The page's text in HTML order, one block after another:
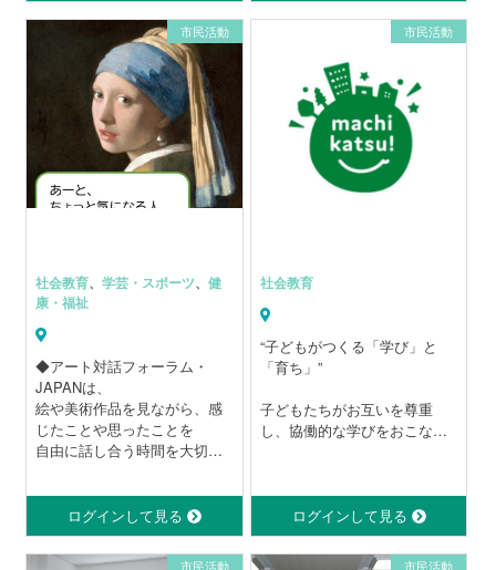
ます。できる人が、できるこ
とを、できる時に、無理なく
活動するのを原則にしていま
現在20代〜80代の会員がそれ
ぞれのグループに所属して楽
しみながら活動をしていま
市民活動
社会教育、 学芸・スポーツ、 健
康・福祉
◆アート対話フォーラム・
JAPANは、
絵や美術作品を見ながら、感
じたことや思ったことを
自由に話し合う時間を大切に
むずかしい知識や経験は必要
ありません。
「これ、好きだな」
ログインして見る
市民活動
社会教育
“子どもがつくる「学び」と
「育ち」”
子どもたちがお互いを尊重
し、協働的な学びをおこなう
ログインして見る
市民活動 市民活動